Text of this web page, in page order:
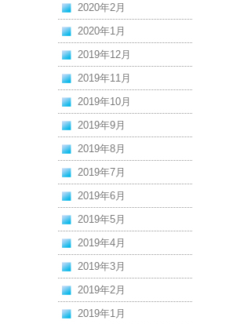
2020年2月
2020年1月
2019年12月
2019年11月
2019年10月
2019年9月
2019年8月
2019年7月
2019年6月
2019年5月
2019年4月
2019年3月
2019年2月
2019年1月